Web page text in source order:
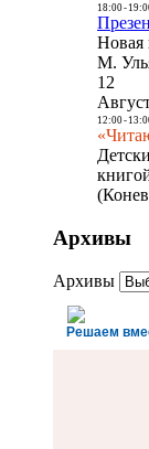
18:00-
Новая
М.
12
12:00-
Архивы
Архивы
Решаем